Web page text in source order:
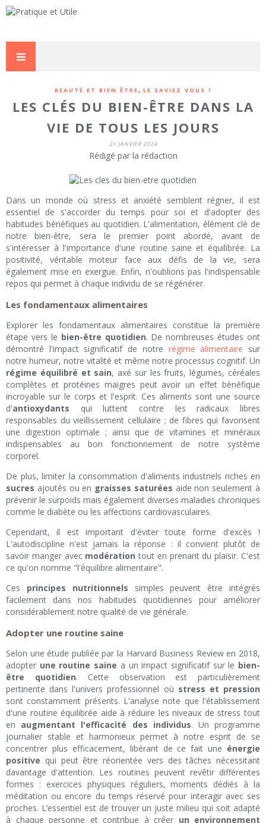
BEAUTÉ ET BIEN ÊTRE , LE SAVIEZ VOUS ?
LES CLÉS DU BIEN-ÊTRE DANS LA
VIE DE TOUS LES JOURS
21 JANVIER 2024
Rédigé par la rédaction
Dans un monde où stress et anxiété semblent régner, il est
essentiel de s'accorder du temps pour soi et d'adopter des
habitudes bénéfiques au quotidien. L'alimentation, élément clé de
notre bien-être, sera le premier point abordé, avant de
s'intéresser à l'importance d'une routine saine et équilibrée. La
positivité, véritable moteur face aux défis de la vie, sera
également mise en exergue. Enfin, n'oublions pas l'indispensable
repos qui permet à chaque individu de se régénérer.
Les fondamentaux alimentaires
Explorer les fondamentaux alimentaires constitue la première
étape vers le bien-être quotidien. De nombreuses études ont
démontré l'impact significatif de notre régime alimentaire sur
notre humeur, notre vitalité et même notre processus cognitif. Un
régime équilibré et sain, axé sur les fruits, légumes, céréales
complètes et protéines maigres peut avoir un effet bénéfique
incroyable sur le corps et l'esprit. Ces aliments sont une source
d'antioxydants qui luttent contre les radicaux libres
responsables du vieillissement cellulaire ; de fibres qui favorisent
une digestion optimale ; ainsi que de vitamines et minéraux
indispensables au bon fonctionnement de notre système
corporel.
De plus, limiter la consommation d'aliments industriels riches en
sucres ajoutés ou en graisses saturées aide non seulement à
prévenir le surpoids mais également diverses maladies chroniques
comme le diabète ou les affections cardiovasculaires.
Cependant, il est important d'éviter toute forme d'excès !
L'autodiscipline n'est jamais la réponse : il convient plutôt de
savoir manger avec modération tout en prenant du plaisir. C'est
ce qu'on nomme "l'équilibre alimentaire".
Ces principes nutritionnels simples peuvent être intégrés
facilement dans nos habitudes quotidiennes pour améliorer
considérablement notre qualité de vie générale.
Adopter une routine saine
Selon une étude publiée par la Harvard Business Review en 2018,
adopter une routine saine a un impact significatif sur le bien-
être quotidien. Cette observation est particulièrement
pertinente dans l'univers professionnel où stress et pression
sont constamment présents. L'analyse note que l'établissement
d'une routine équilibrée aide à réduire les niveaux de stress tout
en augmentant l'efficacité des individus. Un programme
journalier stable et harmonieux permet à notre esprit de se
concentrer plus efficacement, libérant de ce fait une énergie
positive qui peut être réorientée vers des tâches nécessitant
davantage d'attention. Les routines peuvent revêtir différentes
formes : exercices physiques réguliers, moments dédiés à la
méditation ou encore du temps réservé pour interagir avec ses
proches. L’essentiel est de trouver un juste milieu qui soit adapté
à chaque personne et contribue à créer un environnement